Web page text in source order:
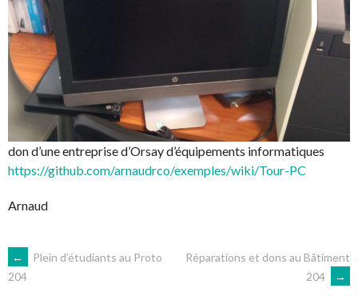
don d’une entreprise d’Orsay d’équipements informatiques
https://github.com/arnaudrco/exemples/wiki/Tour-PC
Arnaud
NAVIGATION
←
Plein d’étudiants au Proto
204
Réparations et dons au Bâtiment
204
→